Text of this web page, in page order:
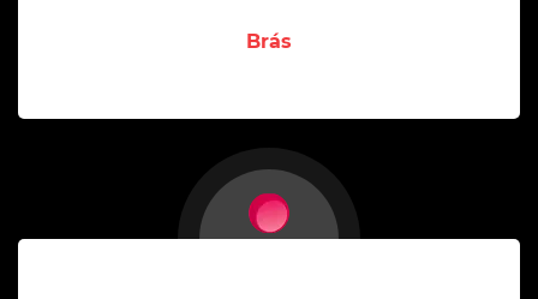
Brás